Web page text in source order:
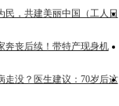
民，共建美丽中国（工人日
奔丧后续！带特产现身机
走没？医生建议：70岁后这